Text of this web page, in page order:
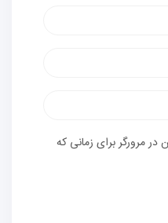
مرورگر برای زمانی که